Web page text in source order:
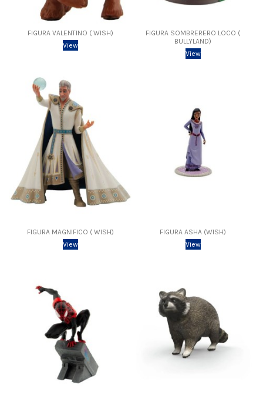
FIGURA VALENTINO ( WISH)
View
FIGURA SOMBRERERO LOCO (
BULLYLAND)
View
FIGURA MAGNIFICO ( WISH)
View
FIGURA ASHA (WISH)
View